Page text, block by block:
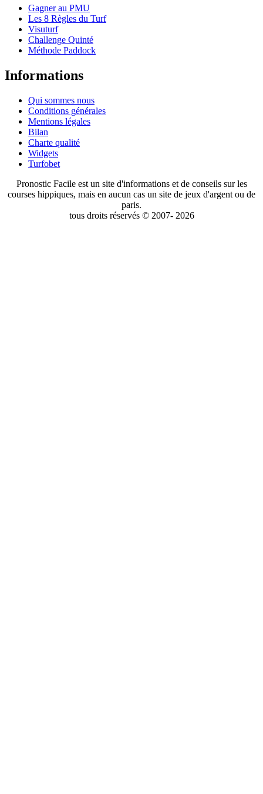
Gagner au PMU
Les 8 Règles du Turf
Visuturf
Challenge Quinté
Méthode Paddock
Informations
Qui sommes nous
Conditions générales
Mentions légales
Bilan
Charte qualité
Widgets
Turfobet
Pronostic Facile est un site d'informations et de conseils sur les
courses hippiques, mais en aucun cas un site de jeux d'argent ou de
paris.
tous droits réservés © 2007- 2026